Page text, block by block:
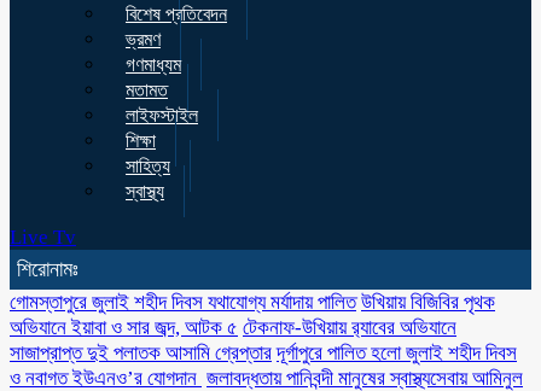
বিশেষ প্রতিবেদন
ভ্রমণ
গণমাধ্যম
মতামত
লাইফস্টাইল
শিক্ষা
সাহিত্য
স্বাস্থ্য
Live Tv
শিরোনামঃ
গোমস্তাপুরে জুলাই শহীদ দিবস যথাযোগ্য মর্যাদায় পালিত উখিয়ায় বিজিবির পৃথক
অভিযানে ইয়াবা ও সার জব্দ, আটক ৫ টেকনাফ-উখিয়ায় র‌্যাবের অভিযানে
সাজাপ্রাপ্ত দুই পলাতক আসামি গ্রেপ্তার ‎দূর্গাপুরে পালিত হলো জুলাই শহীদ দিবস
ও নবাগত ইউএনও’র যোগদান ‎ জলাবদ্ধতায় পানিবন্দী মানুষের স্বাস্থ্যসেবায় আমিনুল